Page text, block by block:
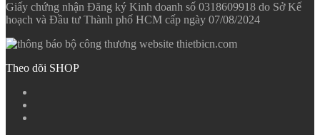
Giấy chứng nhận Đăng ký Kinh doanh số 0318609918 do Sở Kế
hoạch và Đầu tư Thành phố HCM cấp ngày 07/08/2024
Theo dõi SHOP